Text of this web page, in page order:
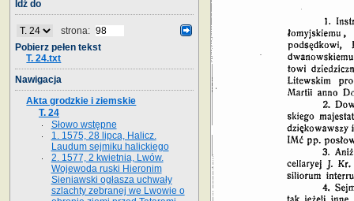
Idź do
strona:
Pobierz pełen tekst
T. 24.txt
Nawigacja
Akta grodzkie i ziemskie
T. 24
Słowo wstępne
1. 1575, 28 lipca, Halicz.
Laudum sejmiku halickiego
2. 1577, 2 kwietnia, Lwów.
Wojewoda ruski Hieronim
Sieniawski ogłasza uchwały
szlachty zebranej we Lwowie o